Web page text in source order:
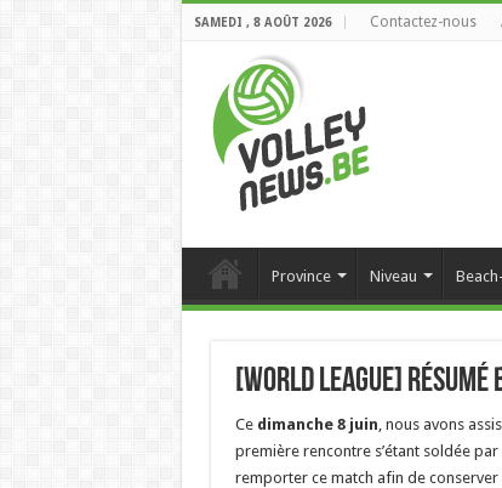
SAMEDI , 8 AOÛT 2026 Contactez-nous
Province Niveau
[World League]
Ce dimanche 8 juin, nous avons
première rencontre s’étant soldée
remporter ce match afin de